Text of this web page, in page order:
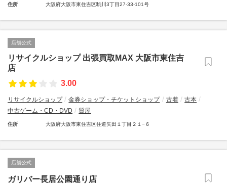
住所 大阪府大阪市東住吉区駒川3丁目27-33-101号
店舗公式
リサイクルショップ 出張買取MAX 大阪市東住吉
店
3.00
リサイクルショップ 金券ショップ・チケットショップ 古着
古本
中古ゲーム・CD・DVD
質屋
住所 大阪府大阪市東住吉区住道矢田１丁目２１−６
店舗公式
ガリバー長居公園通り店